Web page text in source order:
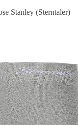
Stanley (Sterntaler)